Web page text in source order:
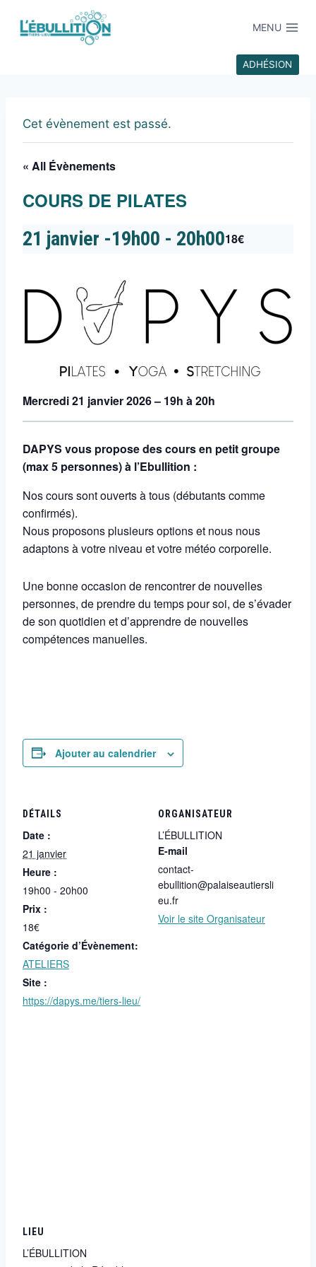
MENU
ADHÉSION
Cet évènement est passé.
« All Évènements
COURS DE PILATES
21 janvier -19h00 - 20h0018€
Mercredi 21 janvier 2026 – 19h à 20h
DAPYS vous propose des cours en petit groupe
(max 5 personnes) à l’Ebullition :
Nos cours sont ouverts à tous (débutants comme
confirmés).
Nous proposons plusieurs options et nous nous
adaptons à votre niveau et votre météo corporelle.
Une bonne occasion de rencontrer de nouvelles
personnes, de prendre du temps pour soi, de s’évader
de son quotidien et d’apprendre de nouvelles
compétences manuelles.
Ajouter au calendrier
DÉTAILS
Date :
21 janvier
Heure :
19h00 - 20h00
Prix :
18€
Catégorie d’Évènement:
ATELIERS
Site :
https://dapys.me/tiers-lieu/
ORGANISATEUR
L’ÉBULLITION
E-mail
contact-
ebullition@palaiseautiersli
eu.fr
Voir le site Organisateur
LIEU
L’ÉBULLITION